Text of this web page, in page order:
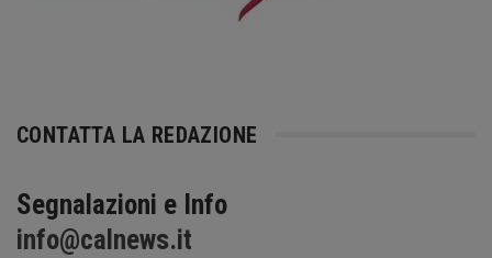
CONTATTA LA REDAZIONE
Segnalazioni e Info
info@calnews.it